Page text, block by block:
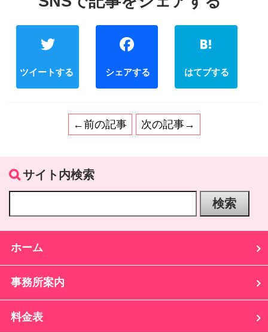
Twitter Facebook
←前の記事 次の記事→
サイト内検索
ホーム
事務所案内
料金表